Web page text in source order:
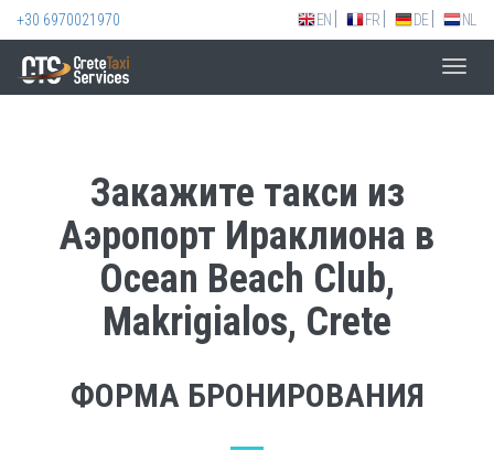
+30 6970021970 EN FR DE NL
Закажите такси из
Аэропорт Ираклиона в
Ocean Beach Club,
Makrigialos, Crete
ФОРМА БРОНИРОВАНИЯ